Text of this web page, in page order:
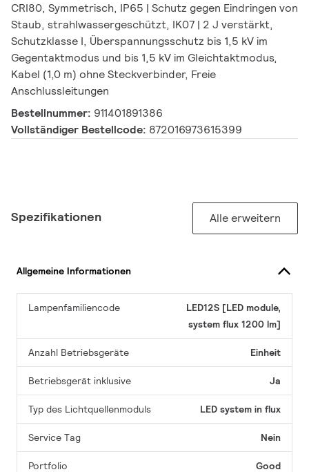
CRI80, Symmetrisch, IP65 | Schutz gegen Eindringen von
Staub, strahlwassergeschützt, IK07 | 2 J verstärkt,
Schutzklasse I, Überspannungsschutz bis 1,5 kV im
Gegentaktmodus und bis 1,5 kV im Gleichtaktmodus,
Kabel (1,0 m) ohne Steckverbinder, Freie
Anschlussleitungen
Bestellnummer: 911401891386
Vollständiger Bestellcode: 872016973615399
Spezifikationen Alle erweitern
Allgemeine Informationen
Lampenfamiliencode
LED12S [LED module,
system flux 1200 lm]
Anzahl Betriebsgeräte Einheit
Betriebsgerät inklusive Ja
Typ des Lichtquellenmoduls LED system in flux
Service Tag Nein
Portfolio Good